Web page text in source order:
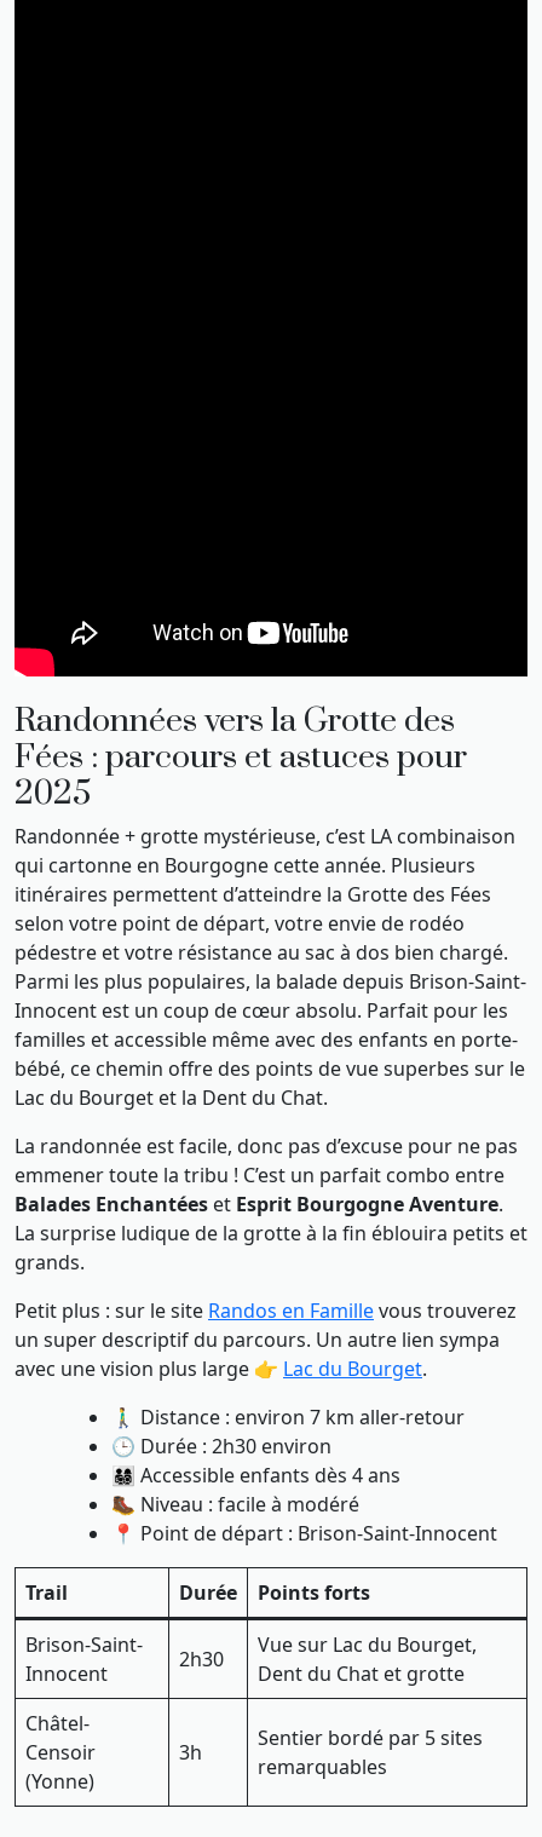
Randonnées vers la Grotte des
Fées : parcours et astuces pour
2025
Randonnée + grotte mystérieuse, c’est LA combinaison
qui cartonne en Bourgogne cette année. Plusieurs
itinéraires permettent d’atteindre la Grotte des Fées
selon votre point de départ, votre envie de rodéo
pédestre et votre résistance au sac à dos bien chargé.
Parmi les plus populaires, la balade depuis Brison-Saint-
Innocent est un coup de cœur absolu. Parfait pour les
familles et accessible même avec des enfants en porte-
bébé, ce chemin offre des points de vue superbes sur le
Lac du Bourget et la Dent du Chat.
La randonnée est facile, donc pas d’excuse pour ne pas
emmener toute la tribu ! C’est un parfait combo entre
Balades Enchantées et Esprit Bourgogne Aventure.
La surprise ludique de la grotte à la fin éblouira petits et
grands.
Petit plus : sur le site Randos en Famillevous trouverez
un super descriptif du parcours. Un autre lien sympa
avec une vision plus large 👉 Lac du Bourget.
🚶‍♂️ Distance : environ 7 km aller-retour
🕒 Durée : 2h30 environ
👨‍👩‍👧‍👦 Accessible enfants dès 4 ans
🥾 Niveau : facile à modéré
📍 Point de départ : Brison-Saint-Innocent
Trail Durée
Points forts
Brison-Saint-
Innocent
2h30
Vue sur Lac du Bourget,
Dent du Chat et grotte
Châtel-
Censoir
(Yonne)
3h
Sentier bordé par 5 sites
remarquables